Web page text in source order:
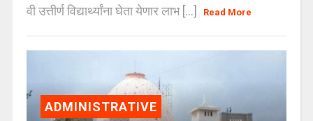
वी उत्तीर्ण विद्यार्थ्यांना घेता येणार लाभ [...]
Read More
ADMINISTRATIVE